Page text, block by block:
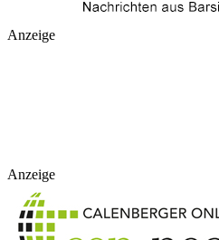
Anzeige
Anzeige